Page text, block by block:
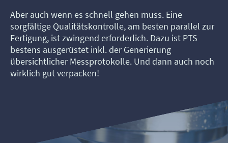
Aber auch wenn es schnell gehen muss. Eine
sorgfältige Qualitätskontrolle, am besten parallel zur
Fertigung, ist zwingend erforderlich. Dazu ist PTS
bestens ausgerüstet inkl. der Generierung
übersichtlicher Messprotokolle. Und dann auch noch
wirklich gut verpacken!